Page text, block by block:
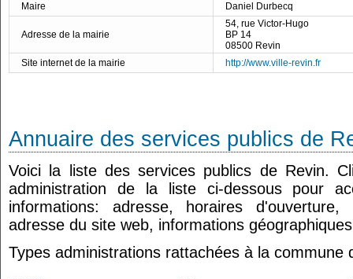
Maire
Daniel Durbecq
Adresse de la mairie
54, rue Victor-Hugo
BP 14
08500 Revin
Site internet de la mairie
http://www.ville-revin.fr
Annuaire des services publics de
Voici la liste des services publics de Revin.
administration de la liste ci-dessous pour
informations: adresse, horaires
adresse du site web, informations
Types administrations rattachées à la commune